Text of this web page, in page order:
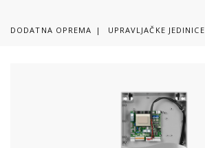
DODATNA OPREMA UPRAVLJAČKE JEDINICE